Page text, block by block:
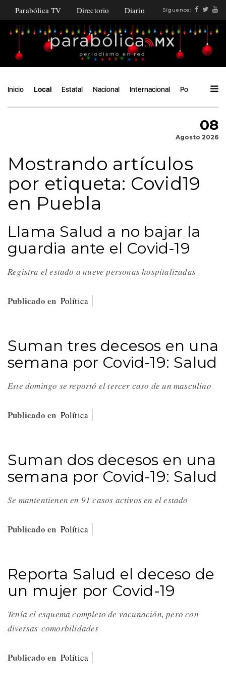
Parabólica TV Directorio Diario Síguenos:
Inicio Local Estatal Nacional Internacional Política
08
Agosto 2026
Mostrando artículos
por etiqueta: Covid19
en Puebla
Llama Salud a no bajar la
guardia ante el Covid-19
Registra el estado a nueve personas hospitalizadas
Publicado en Política
Suman tres decesos en una
semana por Covid-19: Salud
Este domingo se reportó el tercer caso de un masculino
Publicado en Política
Suman dos decesos en una
semana por Covid-19: Salud
Se mantentienen en 91 casos activos en el estado
Publicado en Política
Reporta Salud el deceso de
un mujer por Covid-19
Tenía el esquema completo de vacunación, pero con
diversas comorbilidades
Publicado en Política